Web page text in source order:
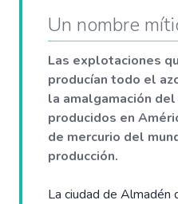
Un nombre
Las explotaciones
producían todo el
la amalgamación
producidos en
de mercurio del
producción.
La ciudad de Almadén